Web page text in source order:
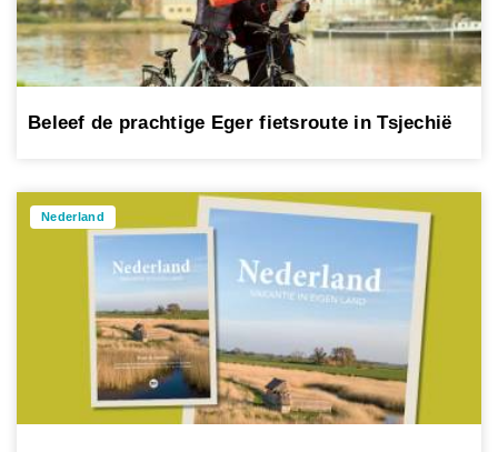
Beleef de prachtige Eger fietsroute in Tsjechië
Nederland